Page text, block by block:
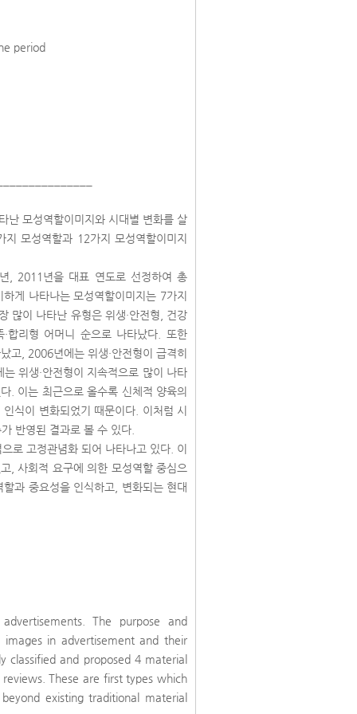
period
난 모성역할이미지와 시대별 변화를 살
모성역할과 12가지 모성역할이미지
, 2011년을 대표 연도로 선정하여 총
게 나타나는 모성역할이미지는 7가지
많이 나타난 유형은 위생·안전형, 건강
합리형 어머니 순으로 나타났다. 또한
고, 2006년에는 위생·안전형이 급격히
위생·안전형이 지속적으로 많이 나타
. 이는 최근으로 올수록 신체적 양육의
식이 변화되었기 때문이다. 이처럼 시
반영된 결과로 볼 수 있다.
로 고정관념화 되어 나타나고 있다. 이
, 사회적 요구에 의한 모성역할 중심으
과 중요성을 인식하고, 변화되는 현대
The purpose and
in advertisement and their
and proposed 4 material
These are first types which
existing traditional material